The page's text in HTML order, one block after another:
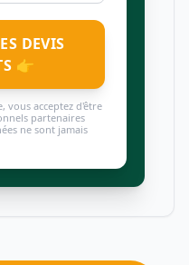
DEVIS
👉
vous acceptez d'être
partenaires
ne sont jamais